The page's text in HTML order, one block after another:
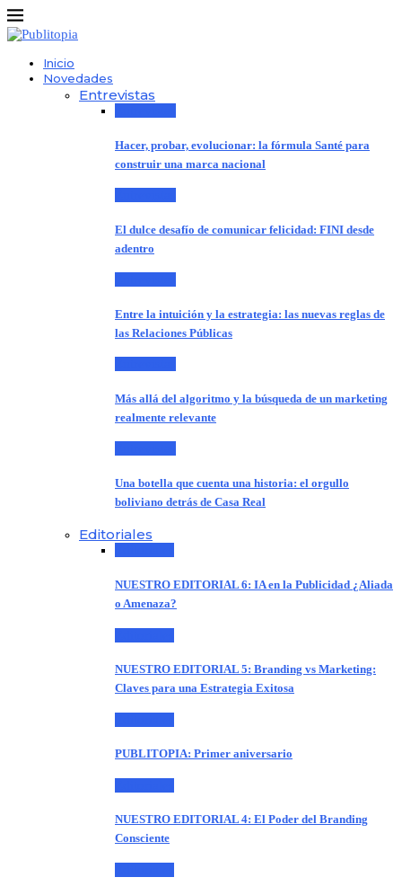
Inicio
Novedades
Entrevistas
Hacer, probar, evolucionar: la fórmula Santé para
construir una marca nacional
El dulce desafío de comunicar felicidad: FINI desde
adentro
Entre la intuición y la estrategia: las nuevas reglas de
las Relaciones Públicas
Más allá del algoritmo y la búsqueda de un marketing
realmente relevante
Una botella que cuenta una historia: el orgullo
boliviano detrás de Casa Real
Editoriales
NUESTRO EDITORIAL 6: IA en la Publicidad ¿Aliada
o Amenaza?
NUESTRO EDITORIAL 5: Branding vs Marketing:
Claves para una Estrategia Exitosa
PUBLITOPIA: Primer aniversario
NUESTRO EDITORIAL 4: El Poder del Branding
Consciente